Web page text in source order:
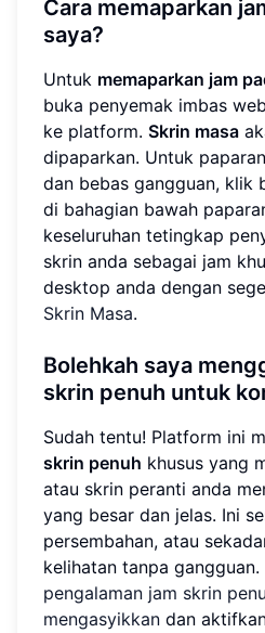
Cara memaparkan
saya?
Untuk memaparkan jam
buka penyemak imbas
ke platform. Skrin masa
dipaparkan. Untuk
dan bebas gangguan, klik
di bahagian bawah
keseluruhan tetingkap
skrin anda sebagai jam
desktop anda dengan
Skrin Masa.
Bolehkah saya
skrin penuh untuk
Sudah tentu! Platform ini
skrin penuh khusus yang
atau skrin peranti anda
yang besar dan jelas. Ini
persembahan, atau
kelihatan tanpa
pengalaman jam skrin
mengasyikkan dan